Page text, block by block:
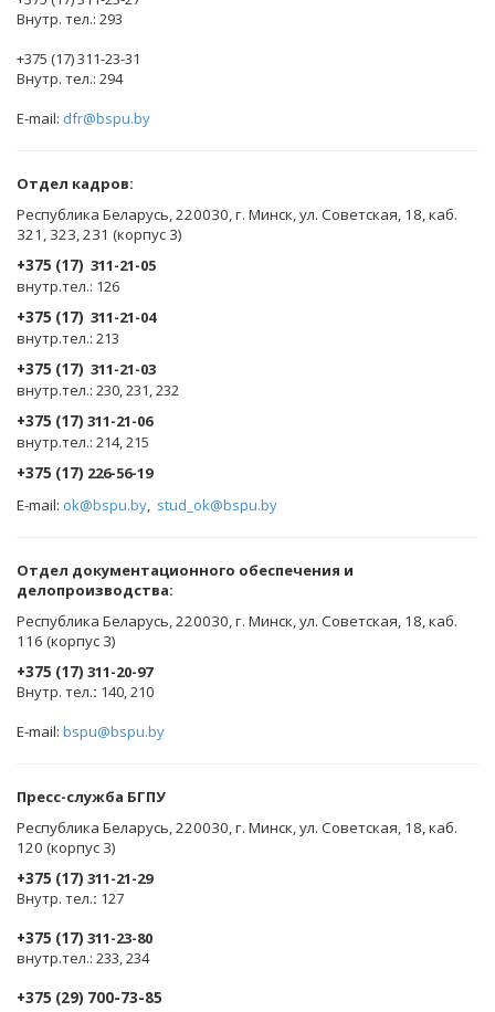
Внутр. тел.: 293
+375 (17) 311-23-31
Внутр. тел.: 294
E-mail: dfr@bspu.by
Отдел кадров:
Республика Беларусь, 220030, г. Минск, ул. Советская, 18, каб.
321, 323, 231 (корпус 3)
+375 (17) 311-21-05
внутр.тел.: 126
+375 (17) 311-21-04
внутр.тел.: 213
+375 (17) 311-21-03
внутр.тел.: 230, 231, 232
+375 (17) 311-21-06
внутр.тел.: 214, 215
+375 (17) 226-56-19
E-mail: ok@bspu.by, stud_ok@bspu.by
Oтдел документационного обеспечения и
делопроизводства:
Республика Беларусь, 220030, г. Минск, ул. Советская, 18, каб.
116 (корпус 3)
+375 (17) 311-20-97
Внутр. тел.: 140, 210
E-mail: bspu@bspu.by
Пресс-служба БГПУ
Республика Беларусь, 220030, г. Минск, ул. Советская, 18, каб.
120 (корпус 3)
+375 (17) 311-21-29
Внутр. тел.: 127
+375 (17) 311-23-80
внутр.тел.: 233, 234
+375 (29) 700-73-85